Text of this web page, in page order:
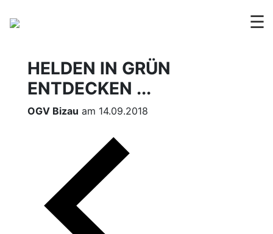
☰
HELDEN IN GRÜN
ENTDECKEN ...
OGV Bizau am 14.09.2018